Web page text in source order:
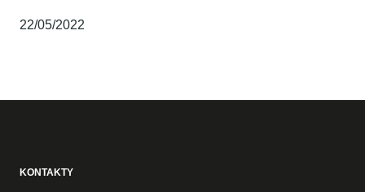
22/05/2022
KONTAKTY